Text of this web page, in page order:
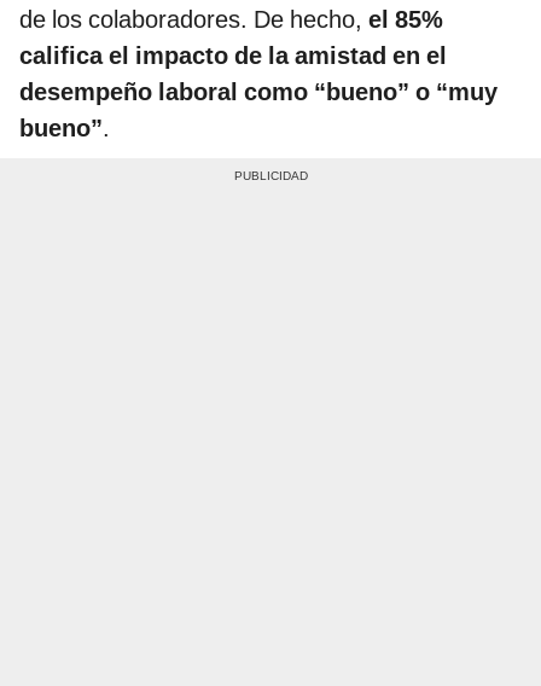
de los colaboradores. De hecho, el 85%
califica el impacto de la amistad en el
desempeño laboral como “bueno” o “muy
bueno”.